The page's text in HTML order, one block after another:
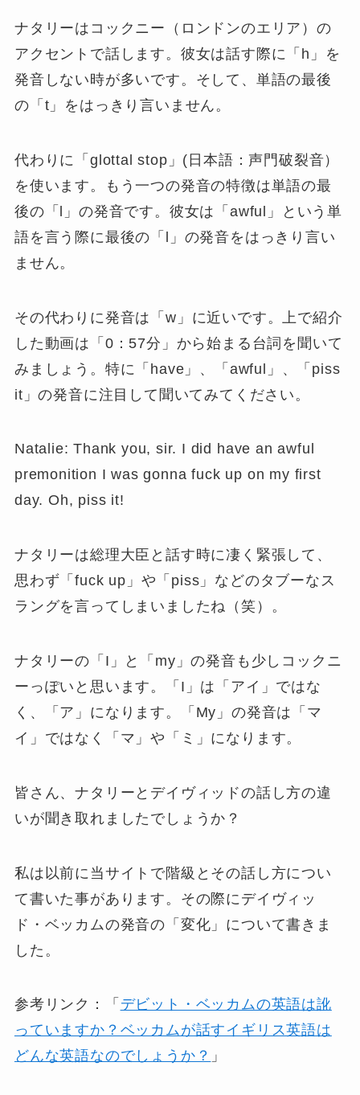
ナタリーはコックニー（ロンドンのエリア）の
アクセントで話します。彼女は話す際に「h」を
発音しない時が多いです。そして、単語の最後
の「t」をはっきり言いません。
代わりに「glottal stop」(日本語：声門破裂音）
を使います。もう一つの発音の特徴は単語の最
後の「l」の発音です。彼女は「awful」という単
語を言う際に最後の「l」の発音をはっきり言い
ません。
その代わりに発音は「w」に近いです。上で紹介
した動画は「0：57分」から始まる台詞を聞いて
みましょう。特に「have」、「awful」、「piss
it」の発音に注目して聞いてみてください。
Natalie: Thank you, sir. I did have an awful
premonition I was gonna fuck up on my first
day. Oh, piss it!
ナタリーは総理大臣と話す時に凄く緊張して、
思わず「fuck up」や「piss」などのタブーなス
ラングを言ってしまいましたね（笑）。
ナタリーの「I」と「my」の発音も少しコックニ
ーっぽいと思います。「I」は「アイ」ではな
く、「ア」になります。「My」の発音は「マ
イ」ではなく「マ」や「ミ」になります。
皆さん、ナタリーとデイヴィッドの話し方の違
いが聞き取れましたでしょうか？
私は以前に当サイトで階級とその話し方につい
て書いた事があります。その際にデイヴィッ
ド・ベッカムの発音の「変化」について書きま
した。
参考リンク：「 デビット・ベッカムの英語は訛
っていますか？ベッカムが話すイギリス英語は
どんな英語なのでしょうか？ 」